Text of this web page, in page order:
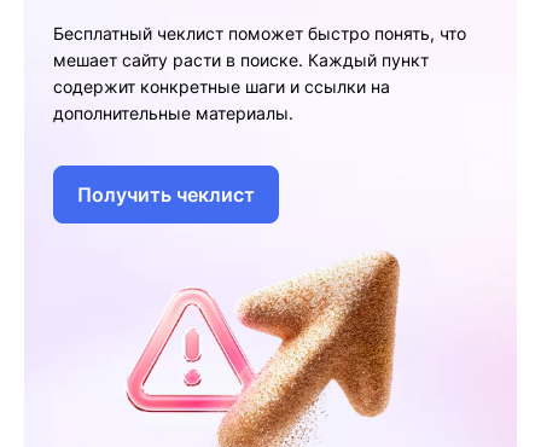
Бесплатный чеклист поможет быстро понять, что
мешает сайту расти в поиске. Каждый пункт
содержит конкретные шаги и ссылки на
дополнительные материалы.
Получить чеклист